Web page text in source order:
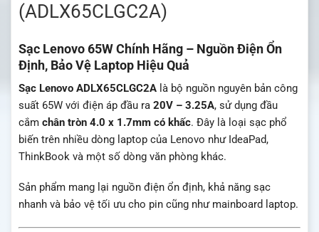
(ADLX65CLGC2A)
Sạc Lenovo 65W Chính Hãng – Nguồn Điện Ổn
Định, Bảo Vệ Laptop Hiệu Quả
Sạc Lenovo ADLX65CLGC2A là bộ nguồn nguyên bản công
suất 65W với điện áp đầu ra 20V – 3.25A, sử dụng đầu
cắm chân tròn 4.0 x 1.7mm có khấc. Đây là loại sạc phổ
biến trên nhiều dòng laptop của Lenovo như IdeaPad,
ThinkBook và một số dòng văn phòng khác.
Sản phẩm mang lại nguồn điện ổn định, khả năng sạc
nhanh và bảo vệ tối ưu cho pin cũng như mainboard laptop.